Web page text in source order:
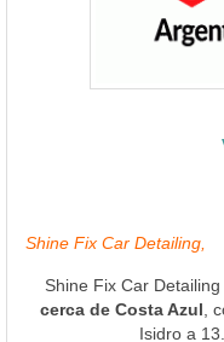
Shine Fix Car Detailing,
Shine Fix Car Detailing
cerca de Costa Azul ,
Isidro a